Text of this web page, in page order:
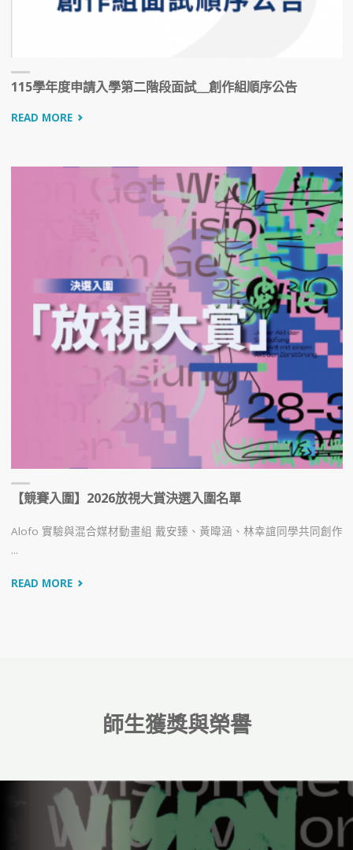
115學年度申請入學第二階段面試＿創作組順序公告
READ MORE
【競賽入圍】2026放視大賞決選入圍名單
Alofo 實驗與混合媒材動畫組 戴安臻、黃暐涵、林幸誼同學共同創作
...
READ MORE
師生獲獎與榮譽